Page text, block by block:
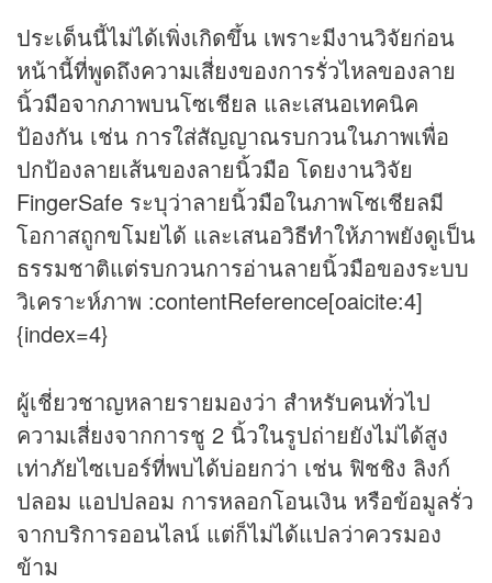
ประเด็นนี้ไม่ได้เพิ่งเกิดขึ้น เพราะมีงานวิจัยก่อน
หน้านี้ที่พูดถึงความเสี่ยงของการรั่วไหลของลาย
นิ้วมือจากภาพบนโซเชียล และเสนอเทคนิค
ป้องกัน เช่น การใส่สัญญาณรบกวนในภาพเพื่อ
ปกป้องลายเส้นของลายนิ้วมือ โดยงานวิจัย
FingerSafe ระบุว่าลายนิ้วมือในภาพโซเชียลมี
โอกาสถูกขโมยได้ และเสนอวิธีทำให้ภาพยังดูเป็น
ธรรมชาติแต่รบกวนการอ่านลายนิ้วมือของระบบ
วิเคราะห์ภาพ :contentReference[oaicite:4]
{index=4}
ผู้เชี่ยวชาญหลายรายมองว่า สำหรับคนทั่วไป
ความเสี่ยงจากการชู 2 นิ้วในรูปถ่ายยังไม่ได้สูง
เท่าภัยไซเบอร์ที่พบได้บ่อยกว่า เช่น ฟิชชิง ลิงก์
ปลอม แอปปลอม การหลอกโอนเงิน หรือข้อมูลรั่ว
จากบริการออนไลน์ แต่ก็ไม่ได้แปลว่าควรมอง
ข้าม